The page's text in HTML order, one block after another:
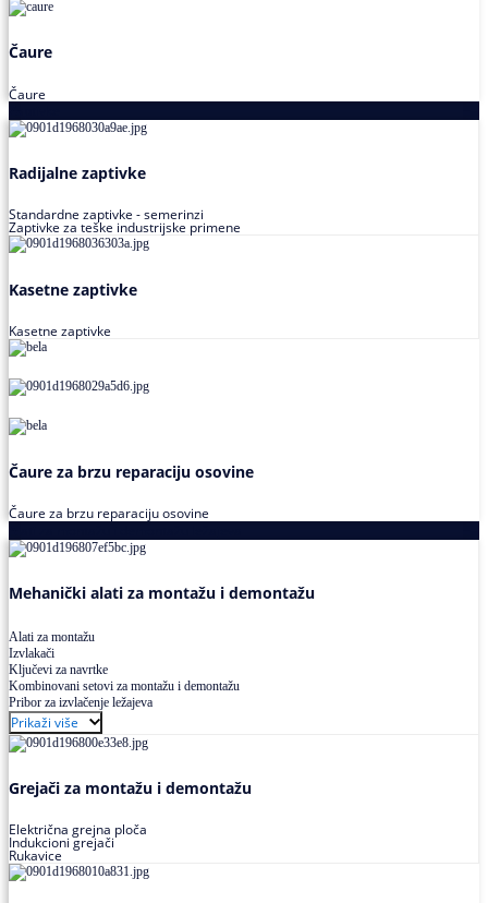
Čaure
Čaure
Radijalne zaptivke
Standardne zaptivke - semerinzi
Zaptivke za teške industrijske primene
Kasetne zaptivke
Kasetne zaptivke
Čaure za brzu reparaciju osovine
Čaure za brzu reparaciju osovine
Mehanički alati za montažu i demontažu
Alati za montažu
Izvlakači
Ključevi za navrtke
Kombinovani setovi za montažu i demontažu
Pribor za izvlačenje ležajeva
Prikaži više
Grejači za montažu i demontažu
Električna grejna ploča
Indukcioni grejači
Rukavice